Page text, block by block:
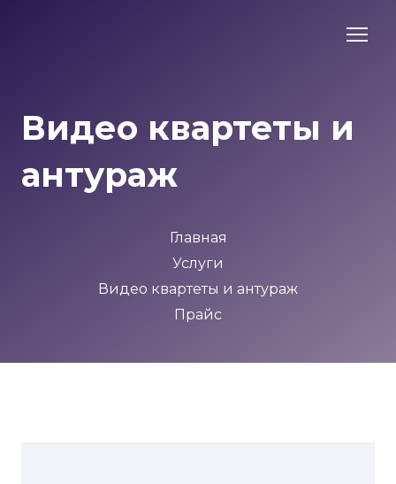
Видео квартеты и
антураж
Главная
Услуги
Видео квартеты и антураж
Прайс